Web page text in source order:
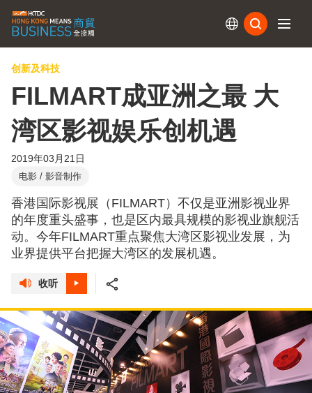
创新及科技
FILMART成亚洲之最 大
湾区影视娱乐创机遇
2019年03月21日
电影 / 影音制作
香港国际影视展（FILMART）不仅是亚洲影视业界
的年度重头盛事，也是区内最具规模的影视业旗舰活
动。今年FILMART重点聚焦大湾区影视业发展，为
业界提供平台把握大湾区的发展机遇。
收听